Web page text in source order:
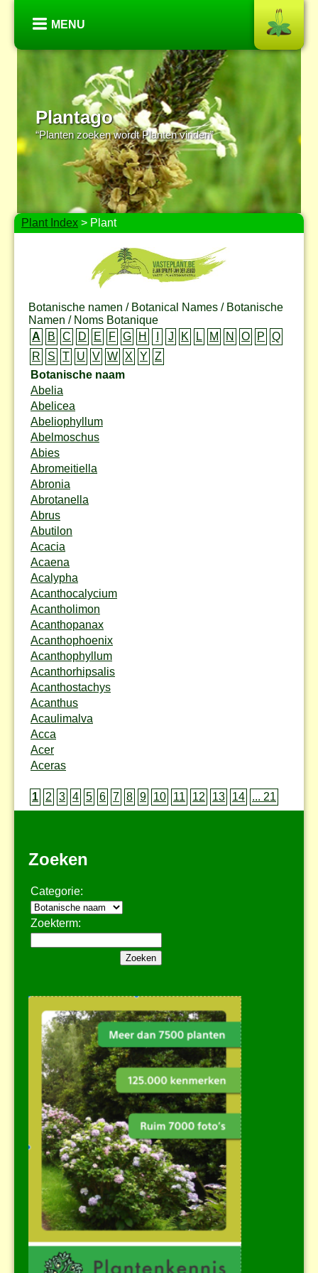
MENU
Plantago
“Planten zoeken wordt Planten vinden”
Plant Index > Plant
Botanische namen / Botanical Names / Botanische
Namen / Noms Botanique
A
B C D E F G H J K L M N O P
Q
R
S T U V W X Y
Z
Botanische naam
Abelia
Abelicea
Abeliophyllum
Abelmoschus
Abies
Abromeitiella
Abronia
Abrotanella
Abrus
Abutilon
Acacia
Acaena
Acalypha
Acanthocalycium
Acantholimon
Acanthopanax
Acanthophoenix
Acanthophyllum
Acanthorhipsalis
Acanthostachys
Acanthus
Acaulimalva
Acca
Acer
Aceras
1 2 3 4 5 6 7 8 9 10 11 12 13 14 ... 21
Zoeken
Categorie:
Zoekterm: